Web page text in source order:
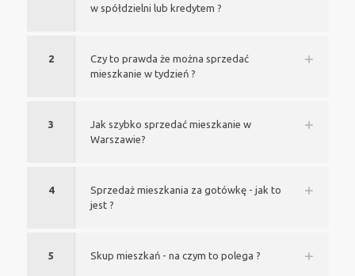
w spółdzielni lub kredytem ?
2
Czy to prawda że można sprzedać
mieszkanie w tydzień ?
3
Jak szybko sprzedać mieszkanie w
Warszawie?
4
Sprzedaż mieszkania za gotówkę - jak to
jest ?
5 Skup mieszkań - na czym to polega ?